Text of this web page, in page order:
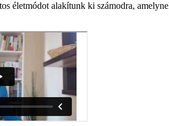
életmódot alakítunk ki számodra,